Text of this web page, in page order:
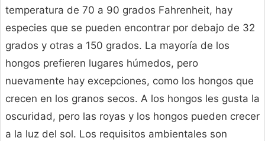
temperatura de 70 a 90 grados Fahrenheit, hay
especies que se pueden encontrar por debajo de 32
grados y otras a 150 grados. La mayoría de los
hongos prefieren lugares húmedos, pero
nuevamente hay excepciones, como los hongos que
crecen en los granos secos. A los hongos les gusta la
oscuridad, pero las royas y los hongos pueden crecer
a la luz del sol. Los requisitos ambientales son